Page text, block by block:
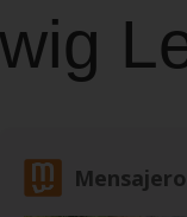
Mensajero